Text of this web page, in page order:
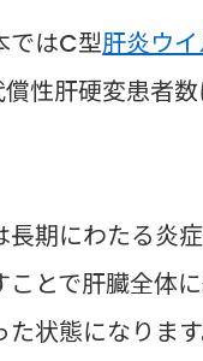
ではC型肝炎ウ
性肝硬変患者
長期にわたる炎
ことで肝臓全体
た状態になりま